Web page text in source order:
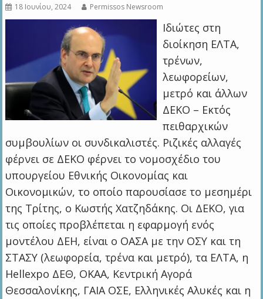
18 Ιουνίου, 2024 Permissos Newsroom
Ιδιώτες στη
διοίκηση ΕΛΤΑ,
τρένων,
λεωφορείων,
μετρό και άλλων
ΔΕΚΟ – Εκτός
πειθαρχικών
συμβουλίων οι συνδικαλιστές. Ριζικές αλλαγές
φέρνει σε ΔΕΚΟ φέρνει το νομοσχέδιο του
υπουργείου Εθνικής Οικονομίας και
Οικονομικών, το οποίο παρουσίασε το μεσημέρι
της Τρίτης, ο Κωστής Χατζηδάκης. Οι ΔΕΚΟ, για
τις οποίες προβλέπεται η εφαρμογή ενός
μοντέλου ΔΕΗ, είναι ο ΟΑΣΑ με την ΟΣΥ και τη
ΣΤΑΣΥ (λεωφορεία, τρένα και μετρό), τα ΕΛΤΑ, η
Hellexpo ΔΕΘ, ΟΚΑΑ, Κεντρική Αγορά
Θεσσαλονίκης, ΓΑΙΑ ΟΣΕ, Ελληνικές Αλυκές και η